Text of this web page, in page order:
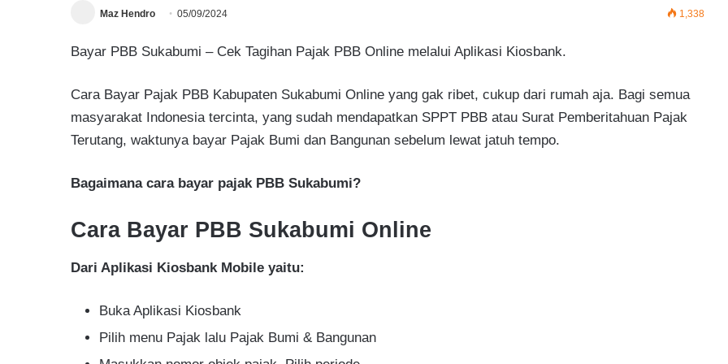
Maz Hendro 05/09/2024 1,338
Bayar PBB Sukabumi – Cek Tagihan Pajak PBB Online melalui Aplikasi Kiosbank.
Cara Bayar Pajak PBB Kabupaten Sukabumi Online yang gak ribet, cukup dari rumah aja. Bagi semua
masyarakat Indonesia tercinta, yang sudah mendapatkan SPPT PBB atau Surat Pemberitahuan Pajak
Terutang, waktunya bayar Pajak Bumi dan Bangunan sebelum lewat jatuh tempo.
Bagaimana cara bayar pajak PBB Sukabumi?
Cara Bayar PBB Sukabumi Online
Dari Aplikasi Kiosbank Mobile yaitu:
Buka Aplikasi Kiosbank
Pilih menu Pajak lalu Pajak Bumi & Bangunan